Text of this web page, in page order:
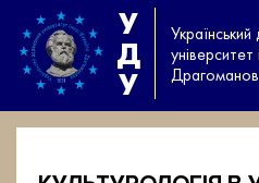
У
Д
У